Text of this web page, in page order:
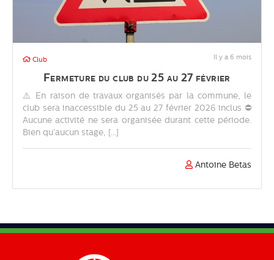
Il y a 6 mois
Club
Fermeture du club du 25 au 27 février
⚠️ En raison de travaux organisés par la commune, le
club sera inaccessible du 25 au 27 février 2026 inclus ⛔
Aucune activité ne sera organisée durant cette période.
Bien qu’aucun stage, [...]
Antoine Betas